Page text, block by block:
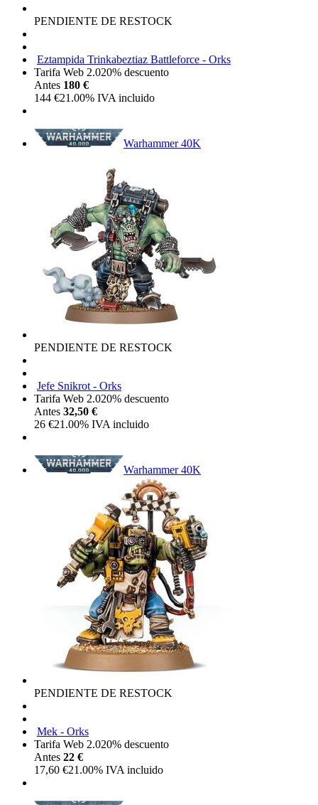
PENDIENTE DE RESTOCK
Eztampida Trinkabeztiaz Battleforce - Orks
Tarifa Web 2.020% descuento
Antes 180 €
144 €21.00% IVA incluido
Warhammer 40K
PENDIENTE DE RESTOCK
Jefe Snikrot - Orks
Tarifa Web 2.020% descuento
Antes 32,50 €
26 €21.00% IVA incluido
Warhammer 40K
PENDIENTE DE RESTOCK
Mek - Orks
Tarifa Web 2.020% descuento
Antes 22 €
17,60 €21.00% IVA incluido